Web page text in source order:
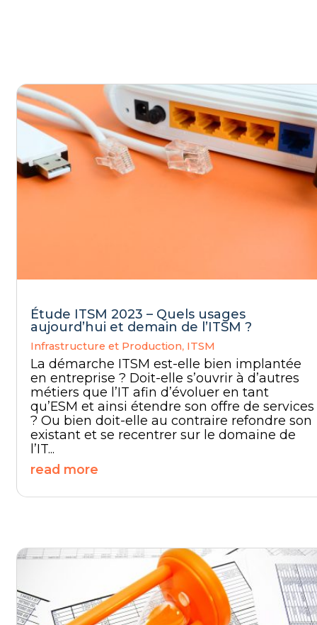
Étude ITSM 2023 – Quels usages
aujourd’hui et demain de l’ITSM ?
Infrastructure et Production, ITSM
La démarche ITSM est-elle bien implantée
en entreprise ? Doit-elle s’ouvrir à d’autres
métiers que l’IT afin d’évoluer en tant
qu’ESM et ainsi étendre son offre de services
? Ou bien doit-elle au contraire refondre son
existant et se recentrer sur le domaine de
l’IT...
read more